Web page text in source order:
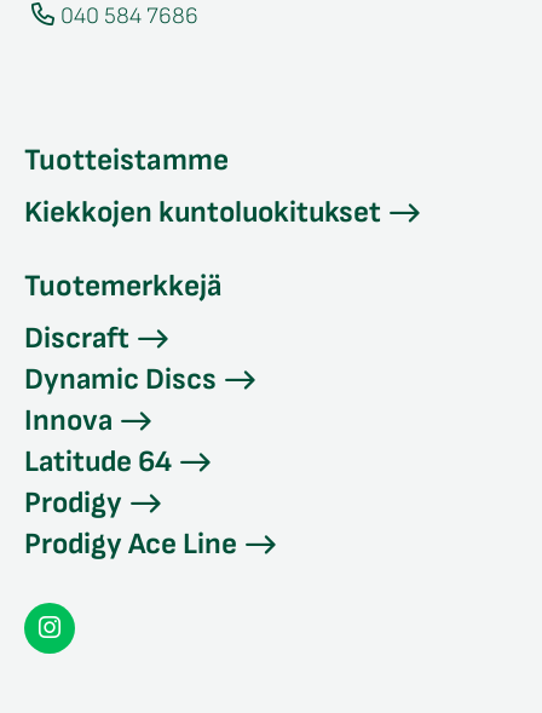
040 584 7686
Tuotteistamme
Kiekkojen kuntoluokitukset
Tuotemerkkejä
Discraft
Dynamic Discs
Innova
Latitude 64
Prodigy
Prodigy Ace Line
Seconddisc